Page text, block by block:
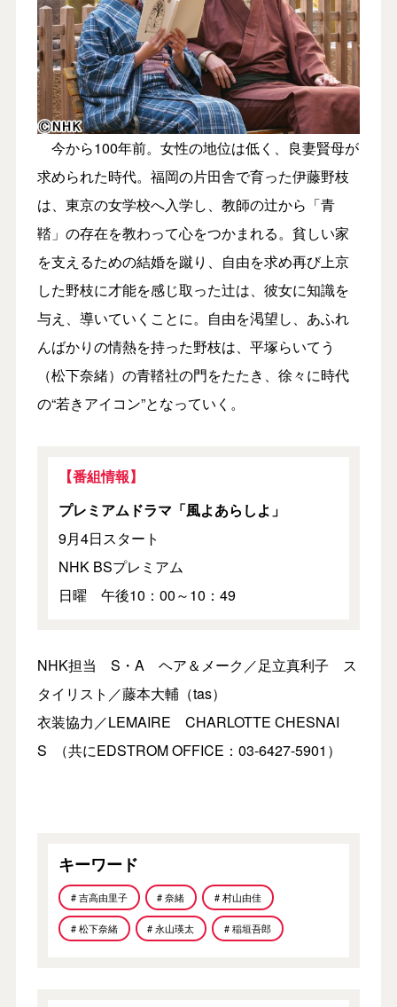
今から100年前。女性の地位は低く、良妻賢母が
求められた時代。福岡の片田舎で育った伊藤野枝
は、東京の女学校へ入学し、教師の辻から「青
鞜」の存在を教わって心をつかまれる。貧しい家
を支えるための結婚を蹴り、自由を求め再び上京
した野枝に才能を感じ取った辻は、彼女に知識を
与え、導いていくことに。自由を渇望し、あふれ
んばかりの情熱を持った野枝は、平塚らいてう
（松下奈緒）の青鞜社の門をたたき、徐々に時代
の“若きアイコン”となっていく。
【番組情報】
プレミアムドラマ「風よあらしよ」
9月4日スタート
NHK BSプレミアム
日曜 午後10：00～10：49
NHK担当 S・A ヘア＆メーク／足立真利子 ス
タイリスト／藤本大輔（tas）
衣装協力／LEMAIRE CHARLOTTE CHESNAI
S （共にEDSTROM OFFICE：03-6427-5901）
キーワード
# 吉高由里子 # 奈緒 # 村山由佳
# 松下奈緒 # 永山瑛太 # 稲垣吾郎